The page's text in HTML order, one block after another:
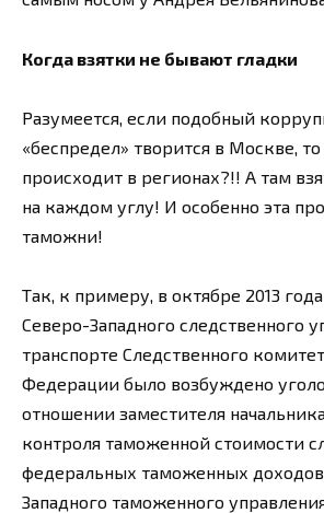
Когда взятки не бывают гладки
Разумеется, если подобный
«беспредел» творится в Москве,
происходит в регионах?!! А там
на каждом углу! И особенно эта
таможни!
Так, к примеру, в октябре 2013
Северо-Западного следственного
транспорте Следственного
Федерации было возбуждено
отношении заместителя
контроля таможенной стоимости
федеральных таможенных
Западного таможенного